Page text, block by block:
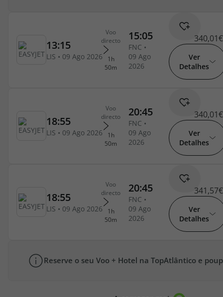
340,01€
Ver
Detalhes
340,01€
Ver
Detalhes
341,57€
Ver
Detalhes
Reserve o seu Voo + Hotel na TopAtlântico e